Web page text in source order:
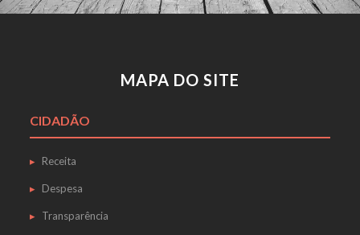
MAPA DO SITE
CIDADÃO
Receita
Despesa
Transparência